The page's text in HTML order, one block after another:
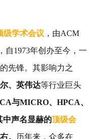
级学术会议 ，由ACM
自1973年创办至今，一
先锋。其影响力之
、英伟达等行业巨头
与MICRO、HPCA、
中声名显赫的顶级会
。
历年来，众多在